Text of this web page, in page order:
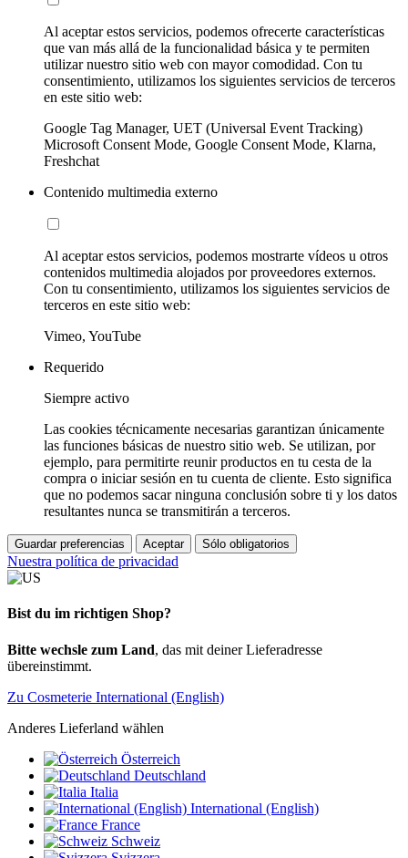
Al aceptar estos servicios, podemos ofrecerte características
que van más allá de la funcionalidad básica y te permiten
utilizar nuestro sitio web con mayor comodidad. Con tu
consentimiento, utilizamos los siguientes servicios de terceros
en este sitio web:
Google Tag Manager, UET (Universal Event Tracking)
Microsoft Consent Mode, Google Consent Mode, Klarna,
Freshchat
Contenido multimedia externo
Al aceptar estos servicios, podemos mostrarte vídeos u otros
contenidos multimedia alojados por proveedores externos.
Con tu consentimiento, utilizamos los siguientes servicios de
terceros en este sitio web:
Vimeo, YouTube
Requerido
Siempre activo
Las cookies técnicamente necesarias garantizan únicamente
las funciones básicas de nuestro sitio web. Se utilizan, por
ejemplo, para permitirte reunir productos en tu cesta de la
compra o iniciar sesión en tu cuenta de cliente. Esto significa
que no podemos sacar ninguna conclusión sobre ti y los datos
resultantes nunca se transmitirán a terceros.
Guardar preferencias Aceptar Sólo obligatorios
Nuestra política de privacidad
Bist du im richtigen Shop?
Bitte wechsle zum Land, das mit deiner Lieferadresse
übereinstimmt.
Zu Cosmeterie International (English)
Anderes Lieferland wählen
Österreich
Deutschland
Italia
International (English)
France
Schweiz